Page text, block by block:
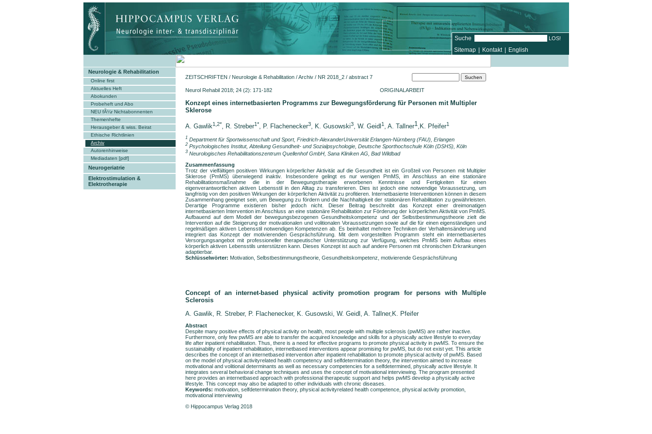
Suche
Sitemap
Kontakt English
Neurologie & Rehabilitation
Online first
Aktuelles Heft
Abokunden
Probeheft und Abo
NEU fÃ¼r Nichtabonnenten
Themenhefte
Herausgeber & wiss. Beirat
Ethische Richtlinien
Archiv
Autorenhinweise
Mediadaten [pdf]
Neurogeriatrie
Elektrostimulation &
Elektrotherapie
ZEITSCHRIFTEN / Neurologie & Rehabilitation /Archiv / NR 2018_2 / abstract 7
Neurol Rehabil 2018; 24 (2): 171-182 ORIGINALARBEIT
Konzept eines internetbasierten Programms zur Bewegungsförderung für Personen mit Multipler
Sklerose
A. Gawlik1,2*, R. Streber1*, P. Flachenecker3, K. Gusowski3, W. Geidl 1 , A. Tallner1 ,K. Pfeifer1
1 Department für Sportwissenschaft und Sport, Friedrich-AlexanderUniversität Erlangen-Nürnberg (FAU), Erlangen
2 Psychologisches Institut, Abteilung Gesundheit- und Sozialpsychologie, Deutsche Sporthochschule Köln (DSHS), Köln
3 Neurologisches Rehabilitationszentrum Quellenhof GmbH, Sana Kliniken AG, Bad Wildbad
Zusammenfassung
Trotz der vielfältigen positiven Wirkungen körperlicher Aktivität auf die Gesundheit ist ein Großteil von Personen mit Multipler
Sklerose (PmMS) überwiegend inaktiv. Insbesondere gelingt es nur wenigen PmMS, im Anschluss an eine stationäre
Rehabilitationsmaßnahme die in der Bewegungstherapie erworbenen Kenntnisse und Fertigkeiten für einen
eigenverantwortlichen aktiven Lebensstil in den Alltag zu transferieren. Dies ist jedoch eine notwendige Voraussetzung, um
langfristig von den positiven Wirkungen der körperlichen Aktivität zu profitieren. Internetbasierte Interventionen können in diesem
Zusammenhang geeignet sein, um Bewegung zu fördern und die Nachhaltigkeit der stationären Rehabilitation zu gewährleisten.
Derartige Programme existieren bisher jedoch nicht. Dieser Beitrag beschreibt das Konzept einer dreimonatigen
internetbasierten Intervention im Anschluss an eine stationäre Rehabilitation zur Förderung der körperlichen Aktivität von PmMS.
Aufbauend auf dem Modell der bewegungsbezogenen Gesundheitskompetenz und der Selbstbestimmungstheorie zielt die
Intervention auf die Steigerung der motivationalen und volitionalen Voraussetzungen sowie auf die für einen eigenständigen und
regelmäßigen aktiven Lebensstil notwendigen Kompetenzen ab. Es beinhaltet mehrere Techniken der Verhaltensänderung und
integriert das Konzept der motivierenden Gesprächsführung. Mit dem vorgestellten Programm steht ein internetbasiertes
Versorgungsangebot mit professioneller therapeutischer Unterstützung zur Verfügung, welches PmMS beim Aufbau eines
körperlich aktiven Lebensstils unterstützen kann. Dieses Konzept ist auch auf andere Personen mit chronischen Erkrankungen
adaptierbar.
Schlüsselwörter: Motivation, Selbstbestimmungstheorie, Gesundheitskompetenz, motivierende Gesprächsführung
Concept of an internet-based physical activity promotion program for persons with Multiple
Sclerosis
A. Gawlik , R. Streber, P. Flachenecker, K. Gusowski, W. Geidl, A. Tallner,K. Pfeifer
Abstract
Despite many positive effects of physical activity on health, most people with multiple sclerosis (pwMS) are rather inactive.
Furthermore, only few pwMS are able to transfer the acquired knowledge and skills for a physically active lifestyle to everyday
life after inpatient rehabilitation. Thus, there is a need for effective programs to promote physical activity in pwMS. To ensure the
sustainability of inpatient rehabilitation, internet­based interventions appear promising for pwMS, but do not exist yet. This article
describes the concept of an internet­based intervention after inpatient rehabilitation to promote physical activity of pwMS. Based
on the model of physical activity­related health competency and self­determination theory, the intervention aimed to increase
motivational and volitional determinants as well as necessary competencies for a self­determined, physically active lifestyle. It
integrates several behavioral change techniques and uses the concept of motivational interviewing. The program presented
here provides an internet­based approach with professional therapeutic support and helps pwMS develop a physically active
lifestyle. This concept may also be adapted to other individuals with chronic diseases.
Keywords: motivation, self­determination theory, physical activity­related health competence, physical activity promotion,
motivational interviewing
© Hippocampus Verlag 2018